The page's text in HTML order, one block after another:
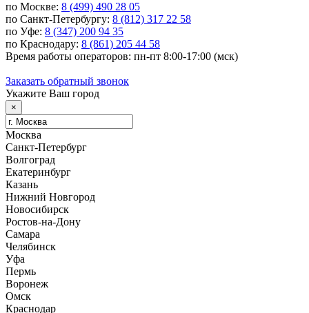
по Москве: 8 (499) 490 28 05
по Санкт-Петербургу: 8 (812) 317 22 58
по Уфе: 8 (347) 200 94 35
по Краснодару: 8 (861) 205 44 58
Время работы операторов: пн-пт 8:00-17:00 (мск)
Заказать обратный звонок
Укажите Ваш город
×
Москва
Санкт-Петербург
Волгоград
Екатеринбург
Казань
Нижний Новгород
Новосибирск
Ростов-на-Дону
Самара
Челябинск
Уфа
Пермь
Воронеж
Омск
Краснодар